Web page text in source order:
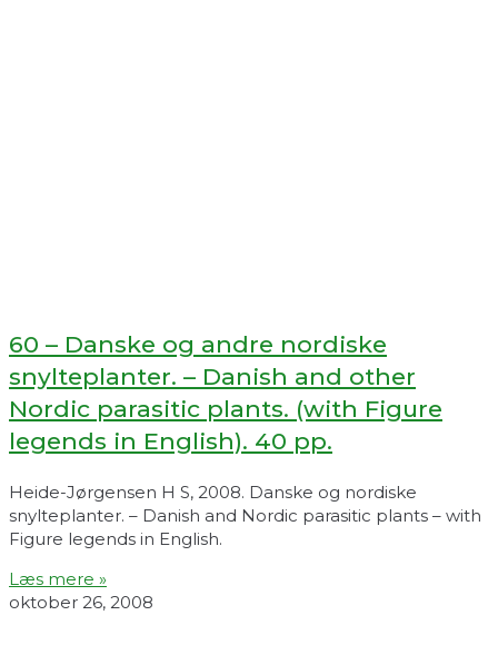
60 – Danske og andre nordiske
snylteplanter. – Danish and other
Nordic parasitic plants. (with Figure
legends in English). 40 pp.
Heide-Jørgensen H S, 2008. Danske og nordiske
snylteplanter. – Danish and Nordic parasitic plants – with
Figure legends in English.
Læs mere »
oktober 26, 2008